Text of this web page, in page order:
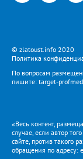
© zlatoust.info 2020
Политика
По вопросам
пишите: target-
«Весь контент,
случае, если автор
сайте, против такого
обращения по адресу: